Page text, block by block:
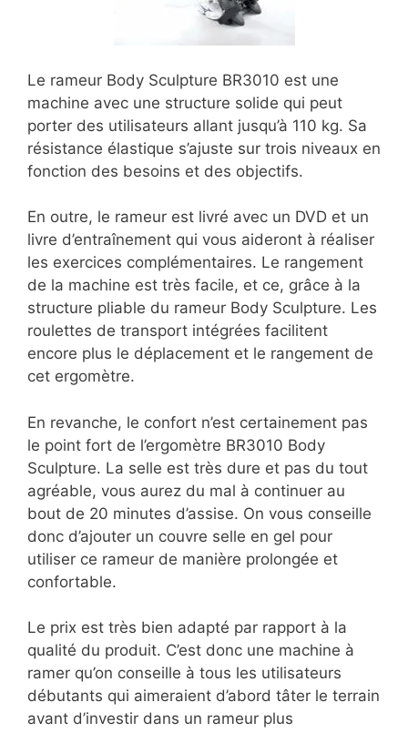
Le rameur Body Sculpture BR3010 est une
machine avec une structure solide qui peut
porter des utilisateurs allant jusqu’à 110 kg. Sa
résistance élastique s’ajuste sur trois niveaux en
fonction des besoins et des objectifs.
En outre, le rameur est livré avec un DVD et un
livre d’entraînement qui vous aideront à réaliser
les exercices complémentaires. Le rangement
de la machine est très facile, et ce, grâce à la
structure pliable du rameur Body Sculpture. Les
roulettes de transport intégrées facilitent
encore plus le déplacement et le rangement de
cet ergomètre.
En revanche, le confort n’est certainement pas
le point fort de l’ergomètre BR3010 Body
Sculpture. La selle est très dure et pas du tout
agréable, vous aurez du mal à continuer au
bout de 20 minutes d’assise. On vous conseille
donc d’ajouter un couvre selle en gel pour
utiliser ce rameur de manière prolongée et
confortable.
Le prix est très bien adapté par rapport à la
qualité du produit. C’est donc une machine à
ramer qu’on conseille à tous les utilisateurs
débutants qui aimeraient d’abord tâter le terrain
avant d’investir dans un rameur plus